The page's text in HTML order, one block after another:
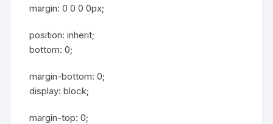
margin: 0 0 0 0px;
position: inherit;
bottom: 0;
margin-bottom: 0;
display: block;
margin-top: 0;